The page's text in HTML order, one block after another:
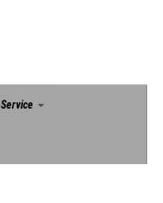
Service